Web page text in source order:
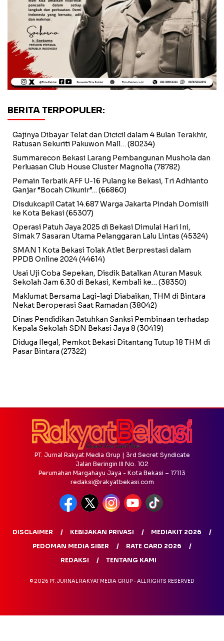
BERITA TERPOPULER:
Gajinya Dibayar Telat dan Dicicil dalam 4 Bulan Terakhir,
Ratusan Sekuriti Pakuwon Mall… (80234)
Summarecon Bekasi Larang Pembangunan Mushola dan
Perluasan Club House Cluster Magnolia (78782)
Pemain Terbaik AFF U-16 Pulang ke Bekasi, Tri Adhianto
Ganjar “Bocah Cikunir”… (66860)
Disdukcapil Catat 14.687 Warga Jakarta Pindah Domisili
ke Kota Bekasi(65307)
Operasi Patuh Jaya 2025 di Bekasi Dimulai Hari Ini,
Simak 7 Sasaran Utama Pelanggaran Lalu Lintas (45324)
SMAN 1 Kota Bekasi Tolak Atlet Berprestasi dalam
PPDB Online 2024(44614)
Usai Uji Coba Sepekan, Disdik Batalkan Aturan Masuk
Sekolah Jam 6.30 di Bekasi, Kembali ke… (38350)
Maklumat Bersama Lagi-lagi Diabaikan, THM di Bintara
Nekat Beroperasi Saat Ramadan (38042)
Dinas Pendidikan Jatuhkan Sanksi Pembinaan terhadap
Kepala Sekolah SDN Bekasi Jaya 8 (30419)
Diduga Ilegal, Pemkot Bekasi Ditantang Tutup 18 THM di
Pasar Bintara (27322)
PT. Jurnal Rakyat Media Grup | 3rd Secret Syndicate
Jalan Beringin III No. 102
Perumahan Margahayu Jaya - Kota Bekasi – 17113
redaksi@rakyatbekasi.com
DISCLAIMER KEBIJAKAN PRIVASI
MEDIAKIT 2026
PEDOMAN MEDIA SIBER
RATE CARD 2026
REDAKSI
TENTANG KAMI
© 2026 PT. JURNAL RAKYAT MEDIA GRUP - ALL RIGHTS RESERVED